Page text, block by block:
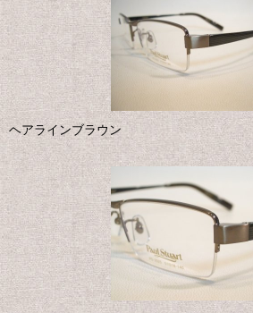
ヘアラインブラウン